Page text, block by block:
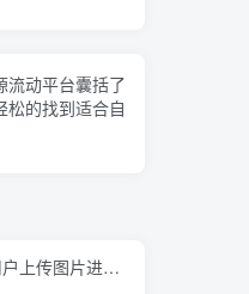
流动平台囊括了
松的找到适合自
月老交友盲盒v1.0.30 新增用户上传图片进行压缩处理